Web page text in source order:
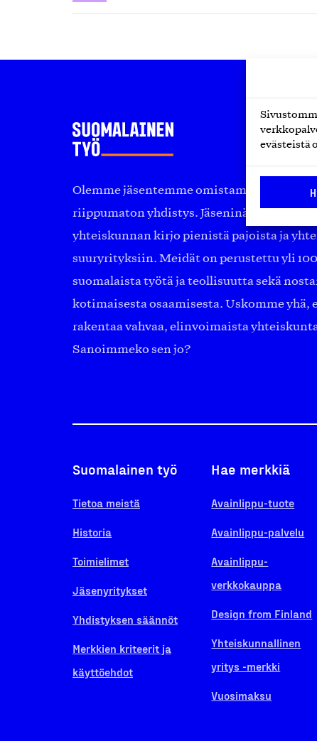
evästeistä
Olemme jäsentemme omistama
riippumaton yhdistys. Jäseninämme on
yhteiskunnan kirjo pienistä pajoista ja
suuryrityksiin. Meidät on perustettu yli
suomalaista työtä ja teollisuutta sekä
kotimaisesta osaamisesta. Uskomme yhä,
rakentaa vahvaa, elinvoimaista
Sanoimmeko sen jo?
Suomalainen työ
Tietoa meistä
Historia
Toimielimet
Jäsenyritykset
Yhdistyksen säännöt
Merkkien kriteerit ja
käyttöehdot
Hae merkkiä
Avainlippu-tuote
Avainlippu-palvelu
Avainlippu-
verkkokauppa
Design from Finland
Yhteiskunnallinen
yritys -merkki
Vuosimaksu